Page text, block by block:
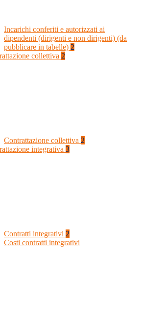
Incarichi conferiti e autorizzati ai
dipendenti (dirigenti e non dirigenti) (da
pubblicare in tabelle) 2
collettiva 2
Contrattazione collettiva 2
integrativa 3
Contratti integrativi 2
Costi contratti integrativi